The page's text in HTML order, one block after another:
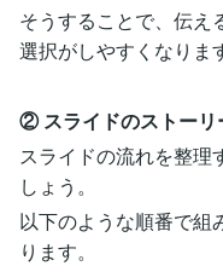
そうすることで、伝え
選択がしやすくなりま
② スライドのストーリ
スライドの流れを整理
しょう。
以下のような順番で組
ります。